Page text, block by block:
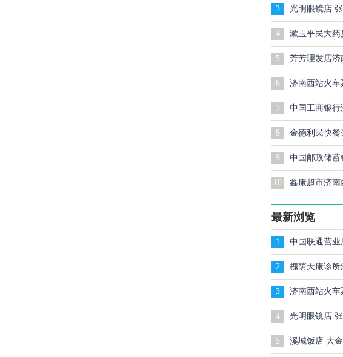
3 光明眼镜店
4 漱玉平民大药
5 芳芳理发店济
6 济南西站火车
7 中国工商银行
8 金德利民快餐
9 中国邮政储蓄
10 鑫康超市济南
最新浏览
1 中国联通营业
2 槐荫天康诊所
3 济南西站火车
4 光明眼镜店
5 溪城饭店 大